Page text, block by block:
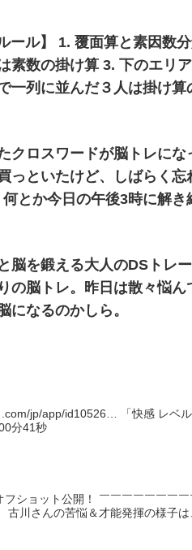
ール】 1. 覆面算と素因数
素数の掛け算 3. 下のエリ
一列に並んだ３人は掛け
クロスワードが脳トレに
っといたけど、しばらく
っ
を鍛える大人のDSトレーニング】 6-3＋
の脳トレ。昨日は散々悩
になるのかしら。
app/id10526… 「快感 レベル5」クリア！ 獲得した★の
分41秒
ショット公開！ ￣￣￣￣￣￣￣
古川さんの苦悩＆才能発揮の様子